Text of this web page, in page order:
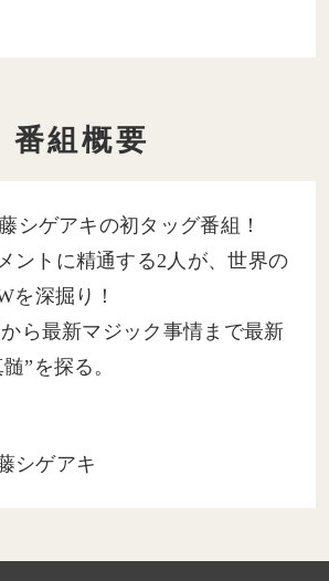
番組概要
シゲアキの初タッグ番組！
ントに精通する2人が、世界の
を深掘り！
ら最新マジック事情まで最新
”を探る。
シゲアキ